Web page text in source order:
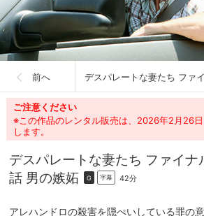
前へ
ご注意ください
※この作品のレンタル販売は、2026年2月26
します。
デスパレートな妻たち ファイナ
話 男の嫉妬
G 字幕 42分
アレハンドロの殺害を隠ぺいしている罪の